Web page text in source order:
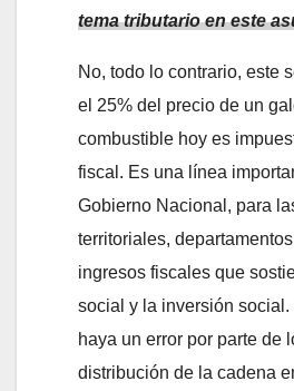
tema tributario en este
No, todo lo contrario, este
el 25% del precio de un
combustible hoy es
fiscal. Es una línea
Gobierno Nacional, para
territoriales,
ingresos fiscales que
social y la inversión social.
haya un error por parte de
distribución de la cadena